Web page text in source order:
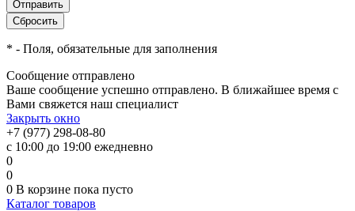
* - Поля, обязательные для заполнения
Сообщение отправлено
Ваше сообщение успешно отправлено. В ближайшее время с
Вами свяжется наш специалист
Закрыть окно
+7 (977) 298-08-80
с 10:00 до 19:00 ежедневно
0
0
0 В корзине пока пусто
Каталог товаров